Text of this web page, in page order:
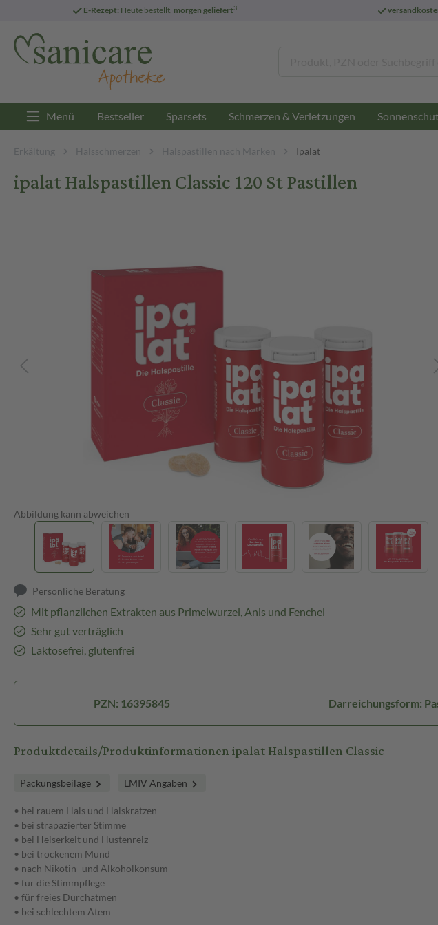
E-Rezept: Heute bestellt, morgen geliefert3
Menü Bestseller Sparsets Schmerzen & Verletzungen
Erkältung Halsschmerzen Halspastillen nach Marken Ipalat
ipalat Halspastillen Classic 120 St Pastillen
Abbildung kann abweichen
Persönliche Beratung
Mit pflanzlichen Extrakten aus Primelwurzel, Anis und Fenchel
Sehr gut verträglich
Laktosefrei, glutenfrei
PZN: 16395845 Darreichungsform:
Produktdetails/Produktinformationen ipalat Halspastillen Classic
Packungsbeilage LMIV Angaben
• bei rauem Hals und Halskratzen
• bei strapazierter Stimme
• bei Heiserkeit und Hustenreiz
• bei trockenem Mund
• nach Nikotin- und Alkoholkonsum
• für die Stimmpflege
• für freies Durchatmen
• bei schlechtem Atem